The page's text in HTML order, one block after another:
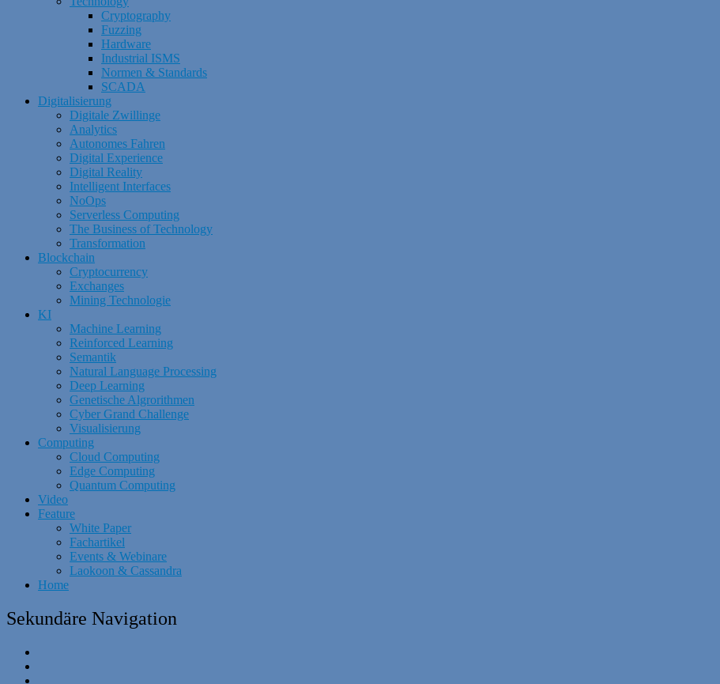
Cryptography
Fuzzing
Hardware
Industrial ISMS
Normen & Standards
SCADA
Digitalisierung
Digitale Zwillinge
Analytics
Autonomes Fahren
Digital Experience
Digital Reality
Intelligent Interfaces
NoOps
Serverless Computing
The Business of Technology
Transformation
Blockchain
Cryptocurrency
Exchanges
Mining Technologie
KI
Machine Learning
Reinforced Learning
Semantik
Natural Language Processing
Deep Learning
Genetische Algrorithmen
Cyber Grand Challenge
Visualisierung
Computing
Cloud Computing
Edge Computing
Quantum Computing
Video
Feature
White Paper
Fachartikel
Events & Webinare
Laokoon & Cassandra
Home
Sekundäre Navigation